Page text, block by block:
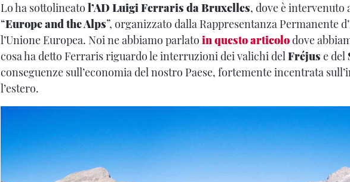
Lo ha sottolineato l’AD Luigi Ferraris da Bruxelles, dove è intervenuto
“Europe and the Alps”, organizzato dalla Rappresentanza Permanente
l’Unione Europea. Noi ne abbiamo parlato in questo articolodove
cosa ha detto Ferraris riguardo le interruzioni dei valichi delFréjus e del
conseguenze sull’economia del nostro Paese, fortemente incentrata
l’estero.